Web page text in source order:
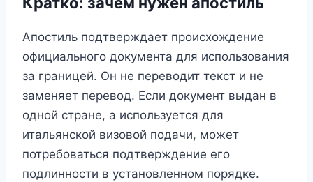
Апостиль подтверждает происхождение
официального документа для использования
за границей. Он не переводит текст и не
заменяет перевод. Если документ выдан в
одной стране, а используется для
итальянской визовой подачи, может
потребоваться подтверждение его
подлинности в установленном порядке.